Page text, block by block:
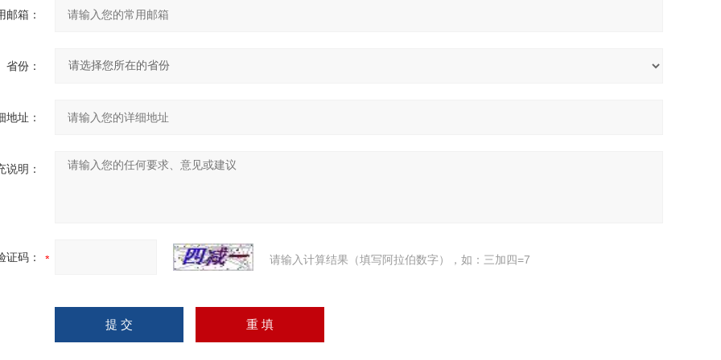
邮箱：
省份：
地址：
说明：
证码： 请输入计算结果（填写阿拉伯数字），如：三加四=7